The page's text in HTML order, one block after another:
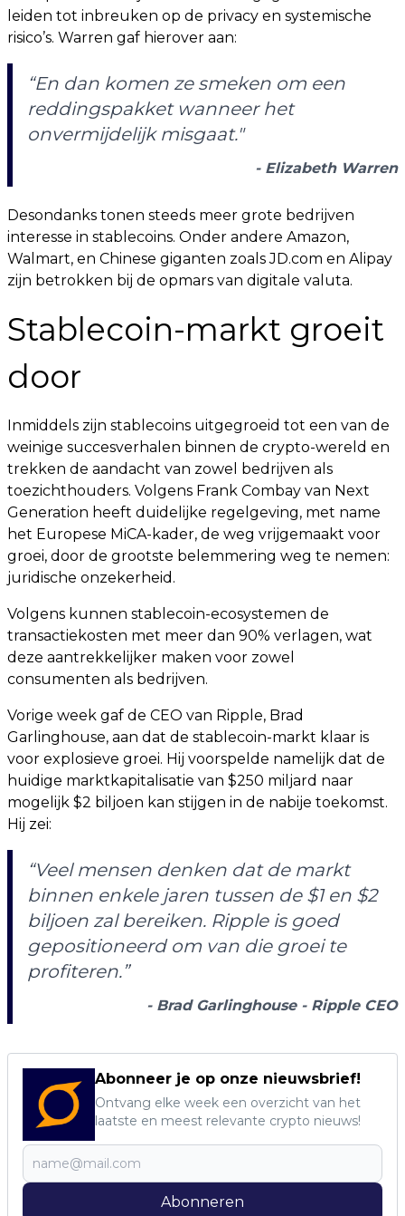
leiden tot inbreuken op de privacy en systemische
risico’s. Warren gaf hierover aan:
“En dan komen ze smeken om een
reddingspakket wanneer het
onvermijdelijk misgaat."
- Elizabeth Warren
Desondanks tonen steeds meer grote bedrijven
interesse in stablecoins. Onder andere Amazon,
Walmart, en Chinese giganten zoals JD.com en Alipay
zijn betrokken bij de opmars van digitale valuta.
Stablecoin-markt groeit
door
Inmiddels zijn stablecoins uitgegroeid tot een van de
weinige succesverhalen binnen de crypto-wereld en
trekken de aandacht van zowel bedrijven als
toezichthouders. Volgens Frank Combay van Next
Generation heeft duidelijke regelgeving, met name
het Europese MiCA-kader, de weg vrijgemaakt voor
groei, door de grootste belemmering weg te nemen:
juridische onzekerheid.
Volgens kunnen stablecoin-ecosystemen de
transactiekosten met meer dan 90% verlagen, wat
deze aantrekkelijker maken voor zowel
consumenten als bedrijven.
Vorige week gaf de CEO van Ripple, Brad
Garlinghouse, aan dat de stablecoin-markt klaar is
voor explosieve groei. Hij voorspelde namelijk dat de
huidige marktkapitalisatie van $250 miljard naar
mogelijk $2 biljoen kan stijgen in de nabije toekomst.
Hij zei:
“Veel mensen denken dat de markt
binnen enkele jaren tussen de $1 en $2
biljoen zal bereiken. Ripple is goed
gepositioneerd om van die groei te
profiteren.”
- Brad Garlinghouse - Ripple CEO
Abonneer je op onze nieuwsbrief!
Ontvang elke week een overzicht van het
laatste en meest relevante crypto nieuws!
Abonneren